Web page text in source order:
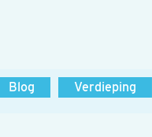
Blog Verdieping